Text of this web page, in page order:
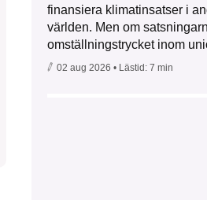
finansiera klimatinsatser i
världen. Men om
omställningstrycket inom
02 aug 2026 • Lästid: 7 min